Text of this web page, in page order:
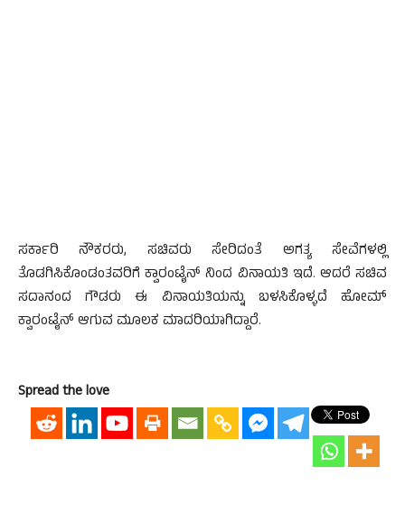
ಸರ್ಕಾರಿ ನೌಕರರು, ಸಚಿವರು ಸೇರಿದಂತೆ ಅಗತ್ಯ ಸೇವೆಗಳಲ್ಲಿ
ತೊಡಗಿಸಿಕೊಂಡಂತವರಿಗೆ ಕ್ವಾರಂಟೈನ್ ನಿಂದ ವಿನಾಯತಿ ಇದೆ. ಆದರೆ ಸಚಿವ
ಸದಾನಂದ ಗೌಡರು ಈ ವಿನಾಯತಿಯನ್ನು ಬಳಸಿಕೊಳ್ಳದೆ ಹೋಮ್
ಕ್ವಾರಂಟೈನ್ ಆಗುವ ಮೂಲಕ ಮಾದರಿಯಾಗಿದ್ದಾರೆ.
Spread the love